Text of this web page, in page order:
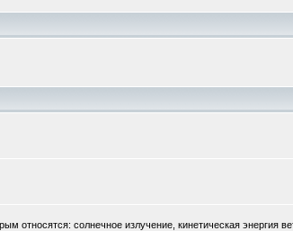
относятся: солнечное излучение, кинетическая энергия